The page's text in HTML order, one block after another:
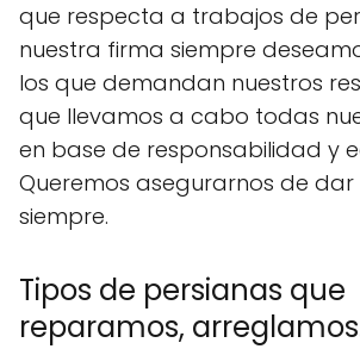
que respecta a trabajos de
nuestra firma siempre
los que demandan nuestros
que llevamos a cabo todas
en base de responsabilidad y
Queremos asegurarnos de dar
siempre.
Tipos de persianas que
reparamos,